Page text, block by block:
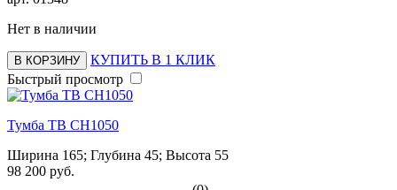
Нет в наличии
В КОРЗИНУ
КУПИТЬ В 1 КЛИК
Быстрый просмотр
Тумба ТВ СН1050
Ширина 165; Глубина 45; Высота 55
98 200 руб.